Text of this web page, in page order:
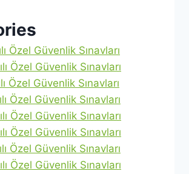
Özel Güvenlik Sınavları
Özel Güvenlik Sınavları
Özel Güvenlik Sınavları
Özel Güvenlik Sınavları
Özel Güvenlik Sınavları
Özel Güvenlik Sınavları
Özel Güvenlik Sınavları
Özel Güvenlik Sınavları